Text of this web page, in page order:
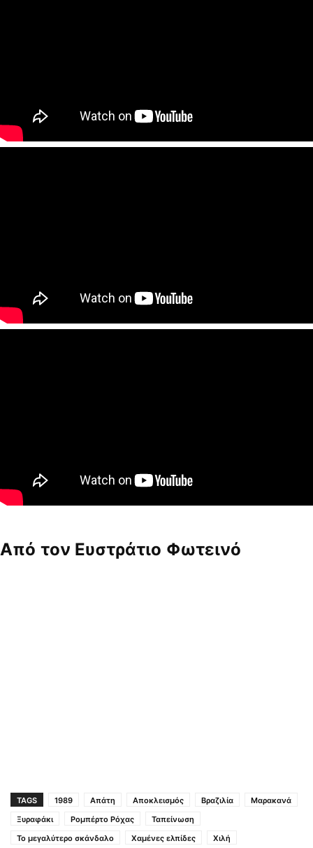
Από τον Ευστράτιο Φωτεινό
TAGS 1989 Απάτη Αποκλεισμός Βραζιλία
Μαρακανά
Ξυραφάκι
Ρομπέρτο Ρόχας
Ταπείνωση
Το μεγαλύτερο σκάνδαλο
Χαμένες ελπίδες Χιλή